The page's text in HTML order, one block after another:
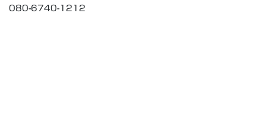
080-6740-1212